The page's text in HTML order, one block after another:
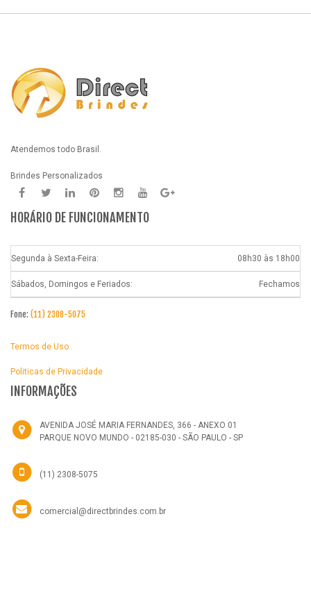
Atendemos todo Brasil.
Brindes Personalizados
HORÁRIO DE FUNCIONAMENTO
Segunda à Sexta-Feira: 08h30 às 18h00
Sábados, Domingos e Feriados: Fechamos
Fone: (11) 2308-5075
Termos de Uso
Politicas de Privacidade
INFORMAÇÕES
AVENIDA JOSÉ MARIA FERNANDES, 366 - ANEXO 01
PARQUE NOVO MUNDO - 02185-030 - SÃO PAULO - SP
(11) 2308-5075
comercial@directbrindes.com.br